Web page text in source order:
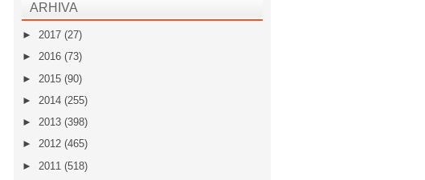
ARHIVA
► 2017 (27)
► 2016 (73)
► 2015 (90)
► 2014 (255)
► 2013 (398)
► 2012 (465)
► 2011 (518)